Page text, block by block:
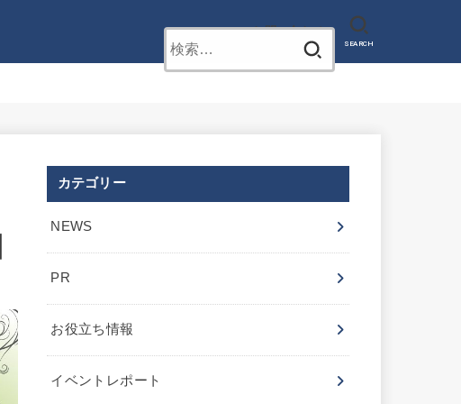
お問い合わせ
SEARCH
カテゴリー
NEWS
PR
お役立ち情報
イベントレポート